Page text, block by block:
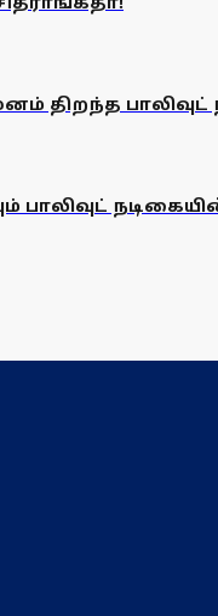
திறந்த பாலிவுட்
பாலிவுட்